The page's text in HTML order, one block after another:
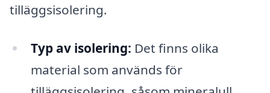
tilläggsisolering.
Typ av isolering: Det finns olika
material som används för